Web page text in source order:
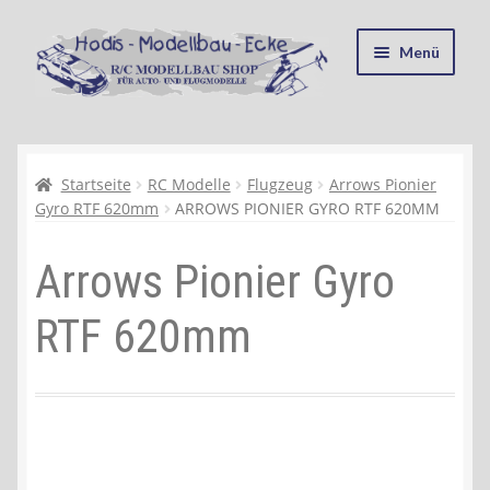
Zur
Navigation
springen
Zum
Inhalt
springen
Menü
Kasse
Recycling, Entsorgung und Umwelt
Shop
Startseite RC Modelle Flugzeug
Arrows Pionier
Gyro RTF 620mm
ARROWS PIONIER GYRO RTF 620MM
Arrows Pionier Gyro
RTF 620mm